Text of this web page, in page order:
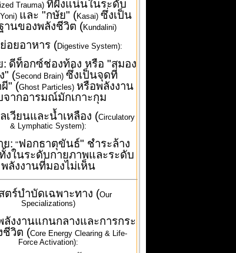
Trauma) ที่ฝังแน่นในระดับ
Yoni) และ "กษัย" (Kasai) ซึ่งเป็น
านของพลังชีวิต (Kundalini)
อยอาหาร (Digestive System):
: ดีท็อกซ์ช่องท้อง หรือ "สมอง
" (Second Brain) ซึ่งเป็นจุดที่
" (Ghost Particles) หรือพลังงาน
จากอารมณ์มักเกาะกุม
เวียนและน้ำเหลือง (Circulatory
& Lymphatic System):
ย: "ฟอกธาตุขันธ์" ชำระล้าง
งในระดับกายภาพและระดับ
พลังงานที่มองไม่เห็น
ตร์บำบัดเฉพาะทาง (Our
Specializations)
ลังงานแกนกลางและการกระ
ชีวิต (Core Energy Clearing & Life-
Force Activation):